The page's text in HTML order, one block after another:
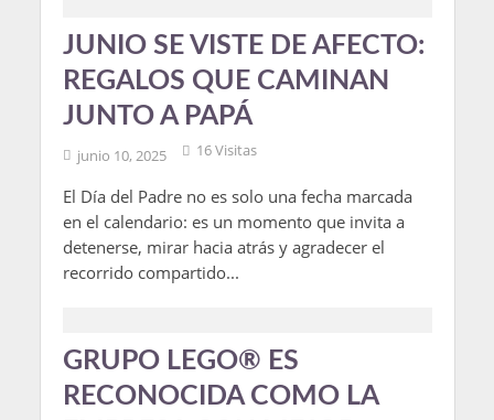
JUNIO SE VISTE DE AFECTO:
REGALOS QUE CAMINAN
JUNTO A PAPÁ
junio 10, 2025 16 Visitas
El Día del Padre no es solo una fecha marcada
en el calendario: es un momento que invita a
detenerse, mirar hacia atrás y agradecer el
recorrido compartido...
GRUPO LEGO® ES
RECONOCIDA COMO LA